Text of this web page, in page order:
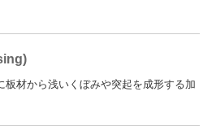
板材から浅いくぼみや突起を成形する加